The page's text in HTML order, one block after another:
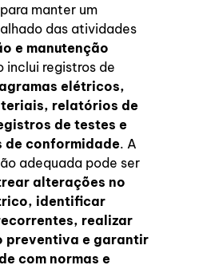
manter um
das atividades
e manutenção
inclui registros de
elétricos,
relatórios de
de testes e
conformidade. A
adequada pode ser
alterações no
identificar
realizar
preventiva e garantir
com normas e